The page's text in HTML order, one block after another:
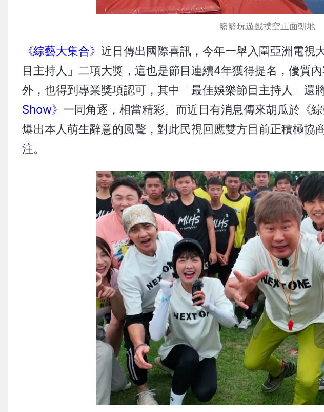
籃籃玩遊戲撲空正面朝地
《綜藝大集合》近日傳出國際喜訊，今年一舉入圍亞洲電視
目主持人」二項大獎，這也是節目連續4年獲得提名，優質
外，也得到專業獎項認可，其中「最佳娛樂節目主持人」還
Show》 一同角逐，相當精彩。而近日有消息傳來胡瓜於《
爆出本人萌生辭意的風聲，對此民視回應雙方目前正積極協
注。